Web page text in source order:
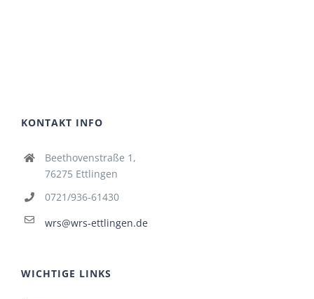
KONTAKT INFO
Beethovenstraße 1,
76275 Ettlingen
0721/936-61430
wrs@wrs-ettlingen.de
WICHTIGE LINKS